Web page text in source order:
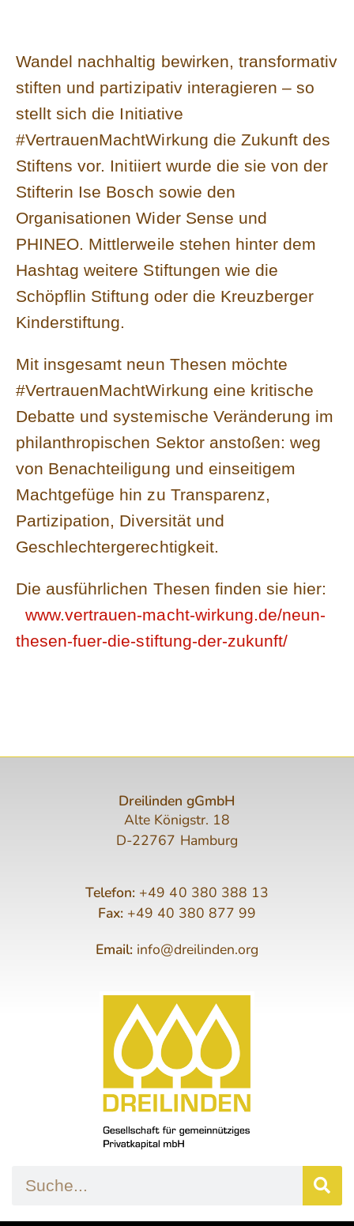
Wandel nachhaltig bewirken, transformativ
stiften und partizipativ interagieren – so
stellt sich die Initiative
#VertrauenMachtWirkung die Zukunft des
Stiftens vor. Initiiert wurde die sie von der
Stifterin Ise Bosch sowie den
Organisationen Wider Sense und
PHINEO. Mittlerweile stehen hinter dem
Hashtag weitere Stiftungen wie die
Schöpflin Stiftung oder die Kreuzberger
Kinderstiftung.
Mit insgesamt neun Thesen möchte
#VertrauenMachtWirkung eine kritische
Debatte und systemische Veränderung im
philanthropischen Sektor anstoßen: weg
von Benachteiligung und einseitigem
Machtgefüge hin zu Transparenz,
Partizipation, Diversität und
Geschlechtergerechtigkeit.
Die ausführlichen Thesen finden sie hier:
www.vertrauen-macht-wirkung.de/neun-
thesen-fuer-die-stiftung-der-zukunft/
Dreilinden gGmbH
Alte Königstr. 18
D-22767 Hamburg
Telefon: +49 40 380 388 13
Fax:+49 40 380 877 99
Email: info@dreilinden.org